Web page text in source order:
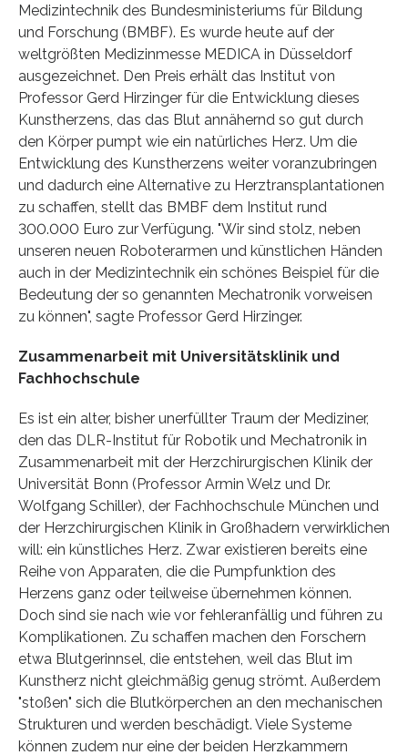
Medizintechnik des Bundesministeriums für Bildung
und Forschung (BMBF). Es wurde heute auf der
weltgrößten Medizinmesse MEDICA in Düsseldorf
ausgezeichnet. Den Preis erhält das Institut von
Professor Gerd Hirzinger für die Entwicklung dieses
Kunstherzens, das das Blut annähernd so gut durch
den Körper pumpt wie ein natürliches Herz. Um die
Entwicklung des Kunstherzens weiter voranzubringen
und dadurch eine Alternative zu Herztransplantationen
zu schaffen, stellt das BMBF dem Institut rund
300.000 Euro zur Verfügung. "Wir sind stolz, neben
unseren neuen Roboterarmen und künstlichen Händen
auch in der Medizintechnik ein schönes Beispiel für die
Bedeutung der so genannten Mechatronik vorweisen
zu können", sagte Professor Gerd Hirzinger.
Zusammenarbeit mit Universitätsklinik und
Fachhochschule
Es ist ein alter, bisher unerfüllter Traum der Mediziner,
den das DLR-Institut für Robotik und Mechatronik in
Zusammenarbeit mit der Herzchirurgischen Klinik der
Universität Bonn (Professor Armin Welz und Dr.
Wolfgang Schiller), der Fachhochschule München und
der Herzchirurgischen Klinik in Großhadern verwirklichen
will: ein künstliches Herz. Zwar existieren bereits eine
Reihe von Apparaten, die die Pumpfunktion des
Herzens ganz oder teilweise übernehmen können.
Doch sind sie nach wie vor fehleranfällig und führen zu
Komplikationen. Zu schaffen machen den Forschern
etwa Blutgerinnsel, die entstehen, weil das Blut im
Kunstherz nicht gleichmäßig genug strömt. Außerdem
"stoßen" sich die Blutkörperchen an den mechanischen
Strukturen und werden beschädigt. Viele Systeme
können zudem nur eine der beiden Herzkammern